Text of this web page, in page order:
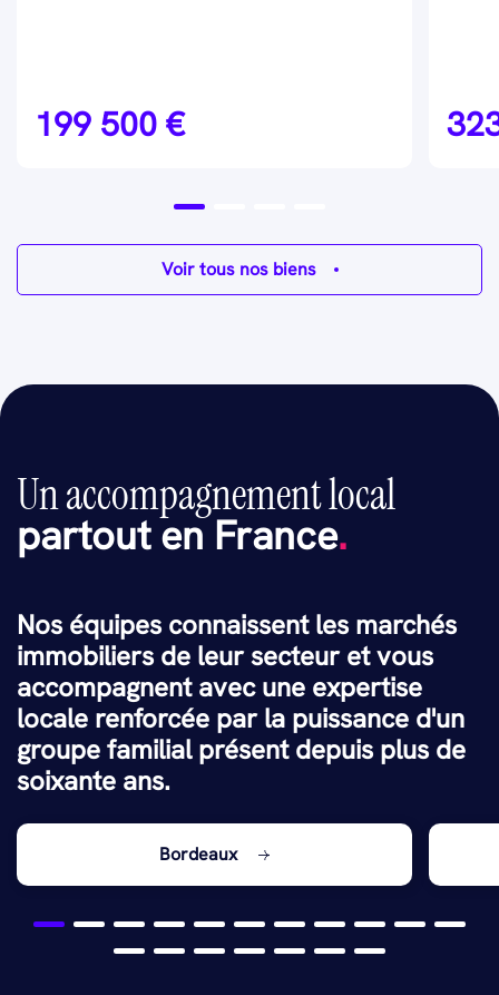
199 500 €
Voir tous nos biens
Un accompagnement local
partout en France.
Nos équipes connaissent les marchés
immobiliers de leur secteur et vous
accompagnent avec une expertise
locale renforcée par la puissance d'un
groupe familial présent depuis plus de
soixante ans.
Bordeaux